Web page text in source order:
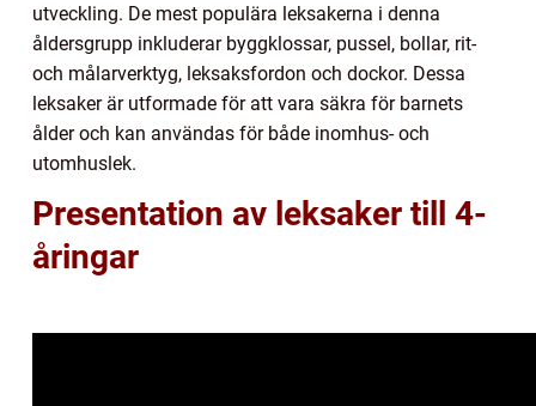
utveckling. De mest populära leksakerna i denna
åldersgrupp inkluderar byggklossar, pussel, bollar, rit-
och målarverktyg, leksaksfordon och dockor. Dessa
leksaker är utformade för att vara säkra för barnets
ålder och kan användas för både inomhus- och
utomhuslek.
Presentation av leksaker till 4-
åringar